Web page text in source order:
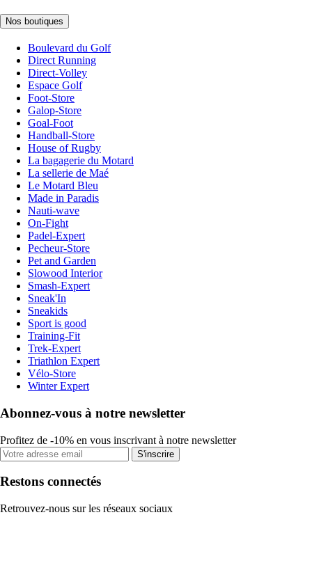
Nos boutiques
Boulevard du Golf
Direct Running
Direct-Volley
Espace Golf
Foot-Store
Galop-Store
Goal-Foot
Handball-Store
House of Rugby
La bagagerie du Motard
La sellerie de Maé
Le Motard Bleu
Made in Paradis
Nauti-wave
On-Fight
Padel-Expert
Pecheur-Store
Pet and Garden
Slowood Interior
Smash-Expert
Sneak'In
Sneakids
Sport is good
Training-Fit
Trek-Expert
Triathlon Expert
Vélo-Store
Winter Expert
Abonnez-vous à notre newsletter
Profitez de -10% en vous inscrivant à notre newsletter
S'inscrire
Restons connectés
Retrouvez-nous sur les réseaux sociaux